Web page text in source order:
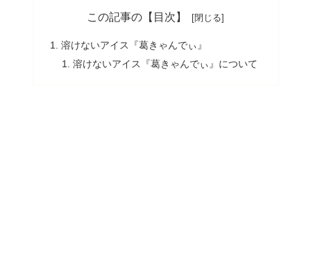
この記事の【目次】
溶けないアイス『葛きゃんでぃ』
溶けないアイス『葛きゃんでぃ』について